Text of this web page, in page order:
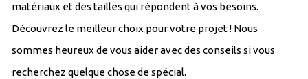
matériaux et des tailles qui répondent à vos besoins.
Découvrez le meilleur choix pour votre projet ! Nous
sommes heureux de vous aider avec des conseils si vous
recherchez quelque chose de spécial.